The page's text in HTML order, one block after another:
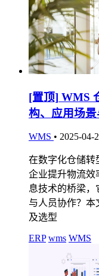
[置顶] WMS
构、应用场
WMS • 2025-04-
在数字化仓储转
企业提升物流效
息技术的桥梁，
与人员协作？本
及选型
ERP wms WMS